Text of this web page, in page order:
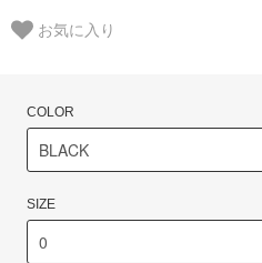
お気に入り
COLOR
SIZE